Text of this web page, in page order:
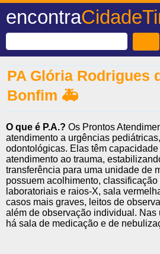
encontra
PA Glória Rodrigues
Bonfim 🚑
O que é P.A.? Os Prontos
atendimento a urgências
odontológicas. Elas têm
atendimento ao trauma,
transferência para uma unidade de
possuem acolhimento,
laboratoriais e raios-X, sala
casos mais graves, leitos de
além de observação individual. Nas
há sala de medicação e de